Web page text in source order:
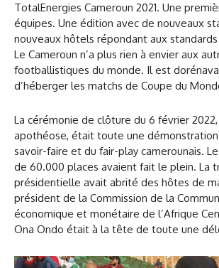
TotalEnergies Cameroun 2021. Une
équipes. Une édition avec de nouveaux
nouveaux hôtels répondant aux
Le Cameroun n’a plus rien à envier aux
footballistiques du monde. Il est
d’héberger les matchs de Coupe du
La cérémonie de clôture du 6 février 2022,
apothéose, était toute une
savoir-faire et du fair-play camerounais.
de 60.000 places avaient fait le plein. La
présidentielle avait abrité des hôtes de
président de la Commission de la
économique et monétaire de l’Afrique
Ona Ondo était à la tête de toute une